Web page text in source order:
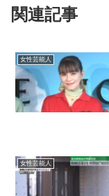
関連記事
女性芸能人
女性芸能人